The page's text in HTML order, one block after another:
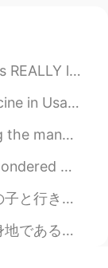
11:39
嬉しかった
11:38
time you cut your ha...
people and h...
of all is Exp...
but I now see...
しかし、私は時々日本語を理解するのが...
すね。雪で埋まっている東京を見たいし。❄...